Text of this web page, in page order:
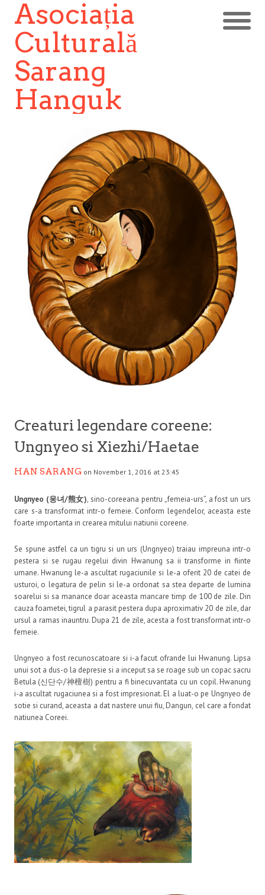
Asociația
Culturală
Sarang
Hanguk
Creaturi legendare coreene:
Ungnyeo si Xiezhi/Haetae
HAN SARANG on November 1, 2016 at 23:45
Ungnyeo (웅녀/熊女), sino-coreeana pentru „femeia-urs”, a fost un urs
care s-a transformat intr-o femeie. Conform legendelor, aceasta este
foarte importanta in crearea mitului natiunii coreene.
Se spune astfel ca un tigru si un urs (Ungnyeo) traiau impreuna intr-o
pestera si se rugau regelui divin Hwanung sa ii transforme in fiinte
umane. Hwanung le-a ascultat rugaciunile si le-a oferit 20 de catei de
usturoi, o legatura de pelin si le-a ordonat sa stea departe de lumina
soarelui si sa manance doar aceasta mancare timp de 100 de zile. Din
cauza foametei, tigrul a parasit pestera dupa aproximativ 20 de zile, dar
ursul a ramas inauntru. Dupa 21 de zile, acesta a fost transformat intr-o
femeie.
Ungnyeo a fost recunoscatoare si i-a facut ofrande lui Hwanung. Lipsa
unui sot a dus-o la depresie si a inceput sa se roage sub un copac sacru
Betula (신단수/神檀樹) pentru a fi binecuvantata cu un copil. Hwanung
i-a ascultat rugaciunea si a fost impresionat. El a luat-o pe Ungnyeo de
sotie si curand, aceasta a dat nastere unui fiu, Dangun, cel care a fondat
natiunea Coreei.